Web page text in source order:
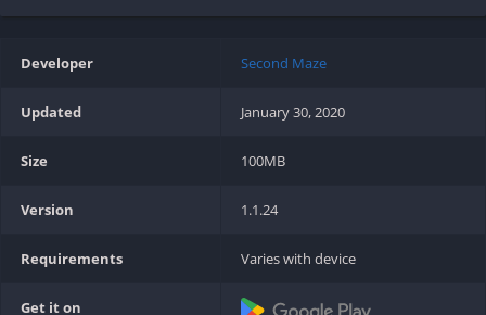
Developer Second Maze
Updated January 30, 2020
Size 100MB
Version 1.1.24
Requirements Varies with device
Get it on